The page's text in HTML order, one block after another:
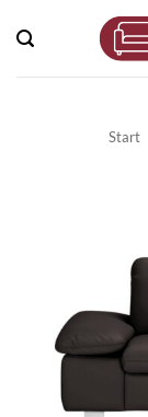
Inhalt
springen
Start